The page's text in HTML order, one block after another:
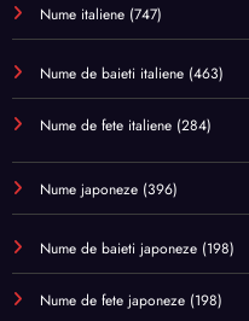
Nume italiene (747)
Nume de baieti italiene (463)
Nume de fete italiene (284)
Nume japoneze (396)
Nume de baieti japoneze (198)
Nume de fete japoneze (198)